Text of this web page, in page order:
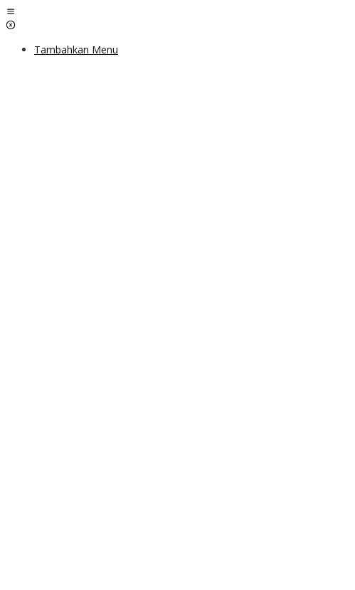
Lewati
ke
Tambahkan Menu